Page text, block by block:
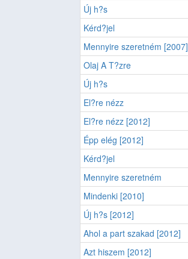
Új h?s
Kérd?jel
Mennyire szeretném [2007]
Olaj A T?zre
Új h?s
El?re nézz
El?re nézz [2012]
Épp elég [2012]
Kérd?jel
Mennyire szeretném
Mindenki [2010]
Új h?s [2012]
Ahol a part szakad [2012]
Azt hiszem [2012]